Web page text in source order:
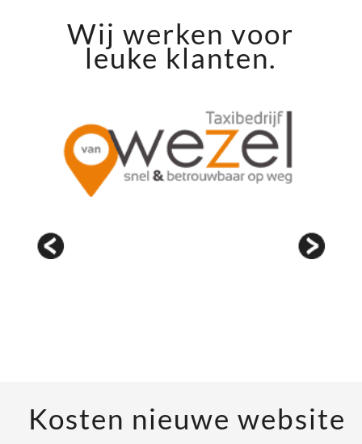
Wij werken voor
leuke klanten.
Kosten nieuwe website